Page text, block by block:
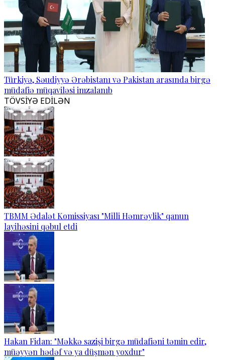
Türkiyə, Səudiyyə Ərəbistanı və Pakistan arasında birgə
müdafiə müqaviləsi imzalanıb
TÖVSİYƏ EDİLƏN
TBMM Ədalət Komissiyası "Milli Həmrəylik" qanun
layihəsini qəbul etdi
Hakan Fidan: "Məkkə sazişi birgə müdafiəni təmin edir,
müəyyən hədəf və ya düşmən yoxdur"